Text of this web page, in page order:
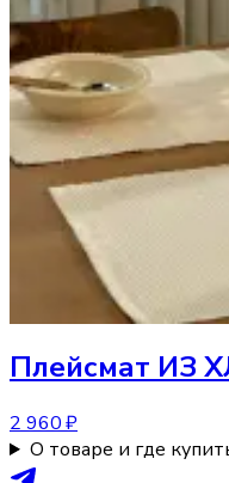
Плейсмат ИЗ
2 960 ₽
О товаре и где